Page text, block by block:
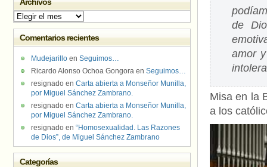
de
amor
Misa en la
a los
Archivos
Comentarios recientes
Mudejarillo en Seguimos…
Ricardo Alonso Ochoa Gongora en Seguimos…
resignado en Carta abierta a Monseñor Munilla,
por Miguel Sánchez Zambrano.
resignado en Carta abierta a Monseñor Munilla,
por Miguel Sánchez Zambrano.
resignado en “Homosexualidad. Las Razones
de Dios”, de Miguel Sánchez Zambrano
Categorías